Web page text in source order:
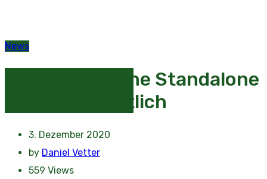
News
Red Dead Online Standalone
ist jetzt erhältlich
3. Dezember 2020
by Daniel Vetter
559 Views